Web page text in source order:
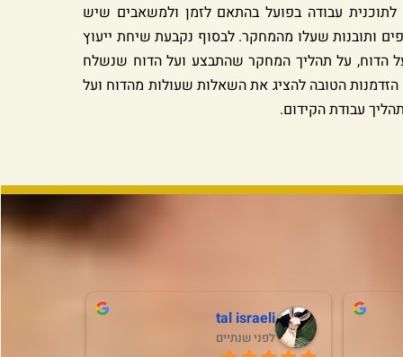
לתוכנית עבודה בפועל בהתאם לזמן ולמשאבים שיש
ותובנות שעלו מהמחקר. לבסוף נקבעת שיחת ייעוץ
הדוח, על תהליך המחקר שהתבצע ועל הדוח שנשלח
הזדמנות הטובה להציג את השאלות שעולות מהדוח ועל
עבודת הקידום.
tal israeli
לפני שנתיים